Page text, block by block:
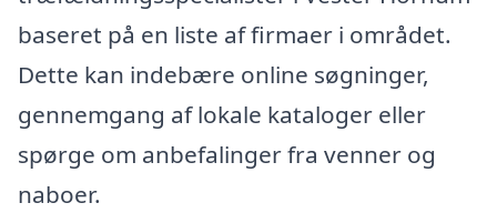
baseret på en liste af firmaer i området.
Dette kan indebære online søgninger,
gennemgang af lokale kataloger eller
spørge om anbefalinger fra venner og
naboer.